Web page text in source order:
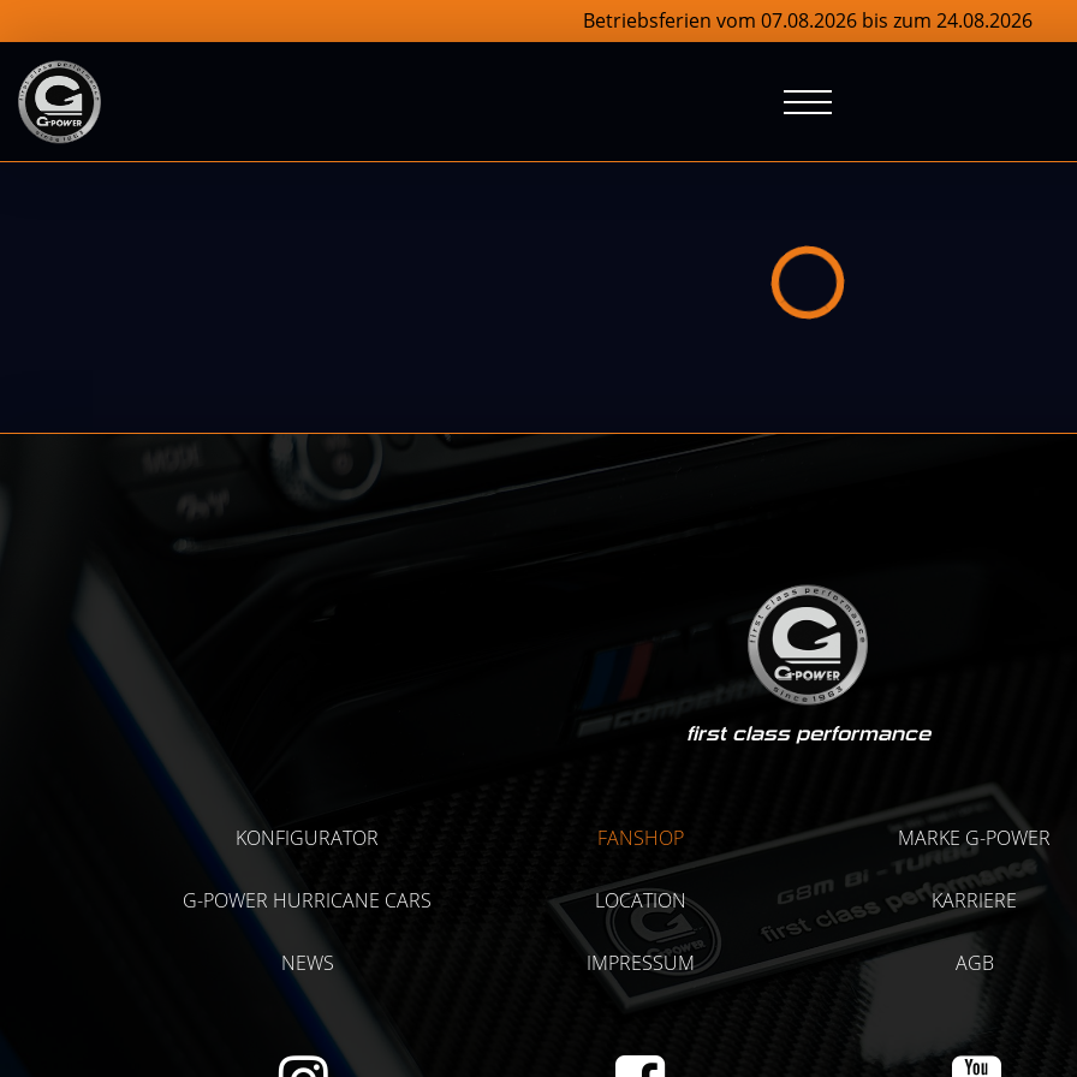
Betriebsferien vom 07.08.2026 bis zum 24.08.2026
first class performance
KONFIGURATOR FANSHOP MARKE G-POWER
G-POWER HURRICANE CARS LOCATION KARRIERE
NEWS IMPRESSUM AGB